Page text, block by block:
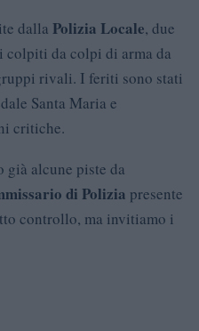
dalla Polizia Locale, due
colpiti da colpi di arma da
rivali. I feriti sono stati
Santa Maria e
critiche.
già alcune piste da
di Polizia presente
controllo, ma invitiamo i